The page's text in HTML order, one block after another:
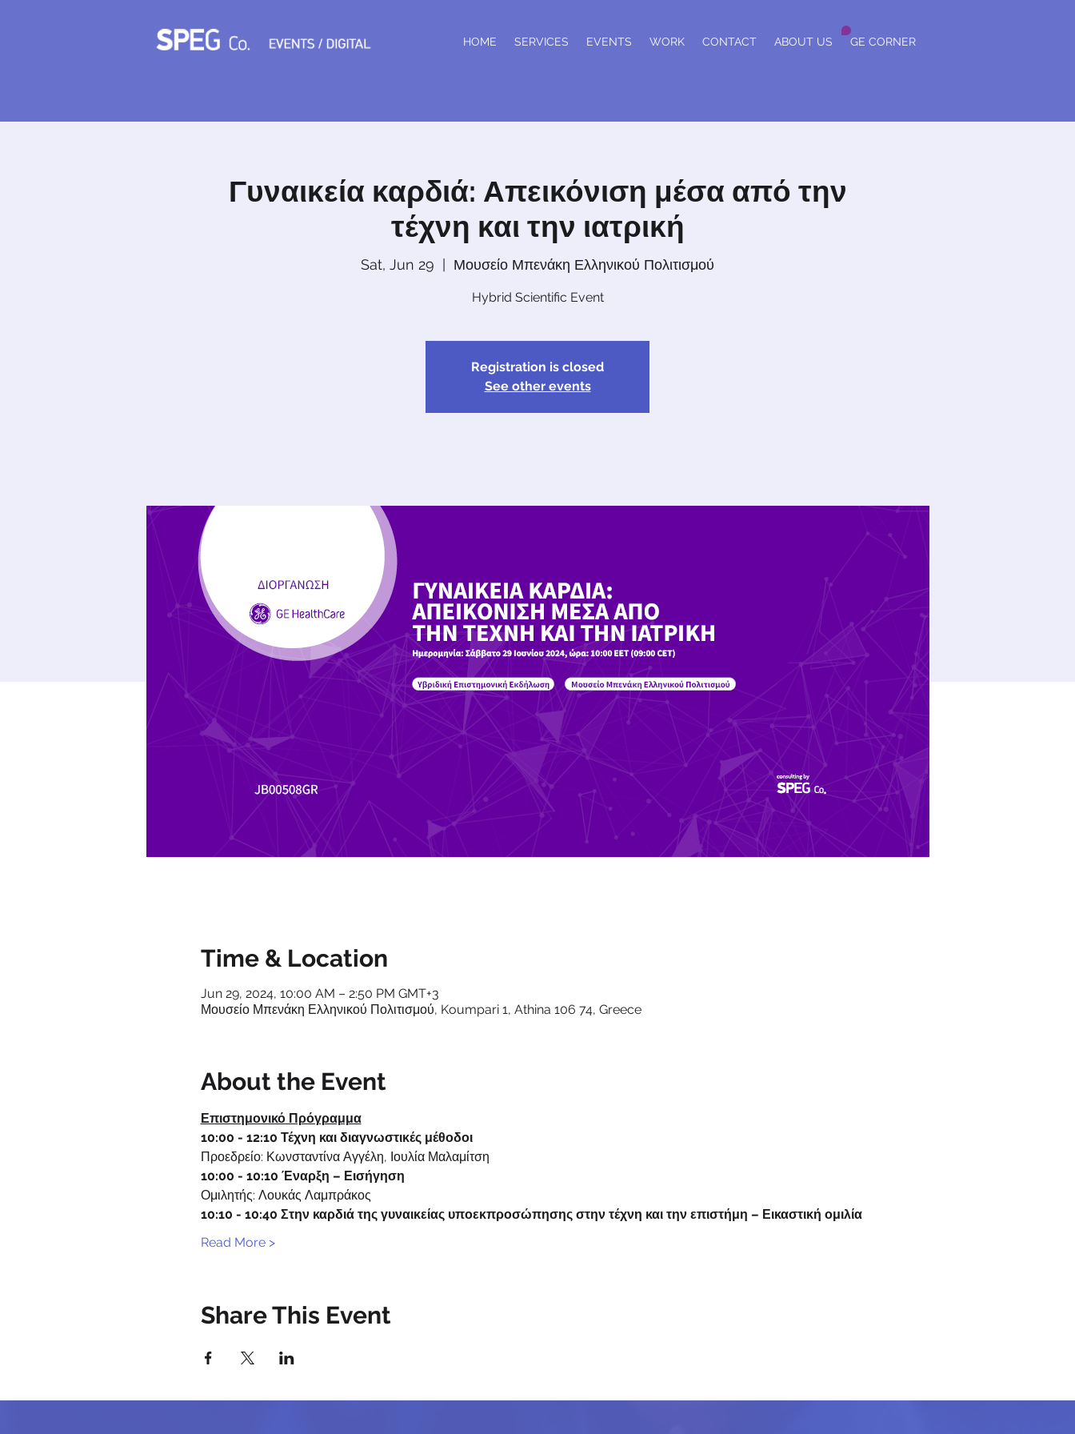
HOME SERVICES EVENTS WORK CONTACT ABOUT US GE CORNER
Γυναικεία καρδιά: Απεικόνιση μέσα από την
τέχνη και την ιατρική
Sat, Jun 29
  |
Μουσείο Μπενάκη Ελληνικού Πολιτισμού
Hybrid Scientific Event
Registration is closed
See other events
Time & Location
Jun 29, 2024, 10:00 AM – 2:50 PM GMT+3
Μουσείο Μπενάκη Ελληνικού Πολιτισμού, Koumpari 1, Athina 106 74, Greece
About the Event
Επιστημονικό Πρόγραμμα
10:00 - 12:10 Τέχνη και διαγνωστικές μέθοδοι
Προεδρείο: Κωνσταντίνα Αγγέλη, Ιουλία Μαλαμίτση
10:00 - 10:10 Έναρξη – Εισήγηση
Ομιλητής: Λουκάς Λαμπράκος
10:10 - 10:40 Στην καρδιά της γυναικείας υποεκπροσώπησης στην τέχνη και την επιστήμη – Εικαστική ομιλία
Read More >
Share This Event